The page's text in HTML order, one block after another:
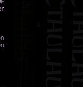
- Arkham Horror (PDF)
of Sunny Day Doings
of Sunny Day Doings New